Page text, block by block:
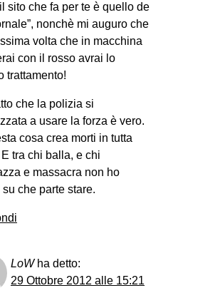
sito che fa per te è quello de
nonchè mi auguro che
volta che in macchina
con il rosso avrai lo
trattamento!
che la polizia si
a usare la forza è vero.
cosa crea morti in tutta
tra chi balla, e chi
e massacra non ho
che parte stare.
LoW ha detto:
29 Ottobre 2012 alle 15:21